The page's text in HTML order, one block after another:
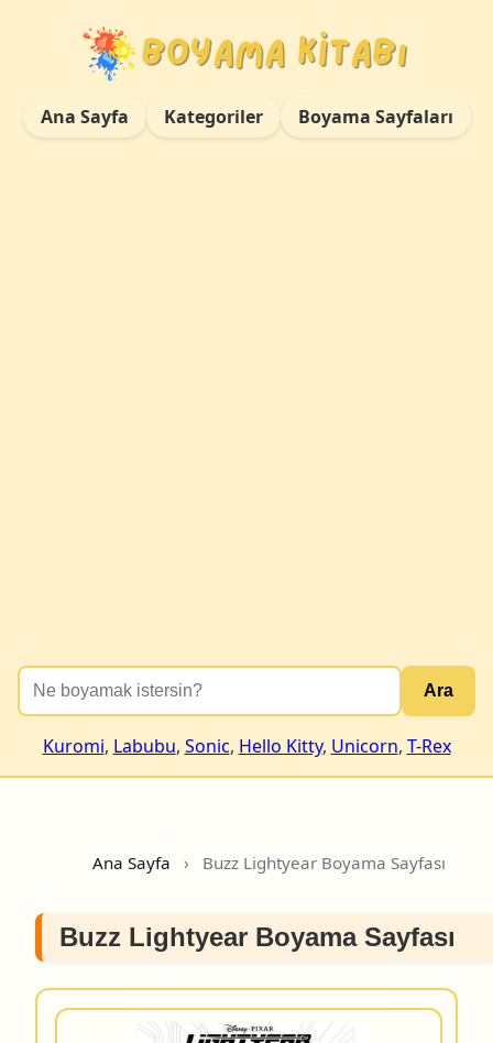
Ana Sayfa Kategoriler Boyama Sayfaları
Ara
Kuromi, Labubu, Sonic, Hello Kitty, Unicorn, T-Rex
Ana Sayfa › Buzz Lightyear Boyama Sayfası
Buzz Lightyear Boyama Sayfası